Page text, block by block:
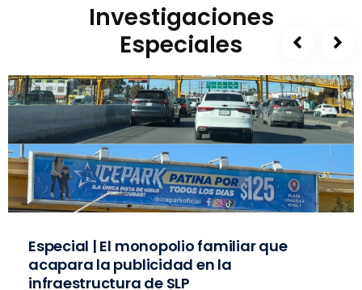
Investigaciones
Especiales
Especial | El monopolio familiar que
acapara la publicidad en la
infraestructura de SLP